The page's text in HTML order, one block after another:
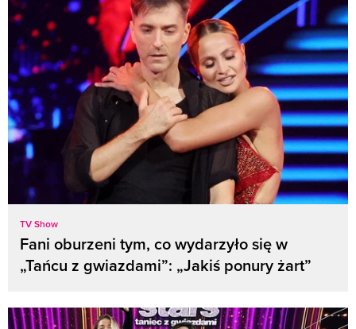
TV Show
Fani oburzeni tym, co wydarzyło się w
„Tańcu z gwiazdami”: „Jakiś ponury żart”